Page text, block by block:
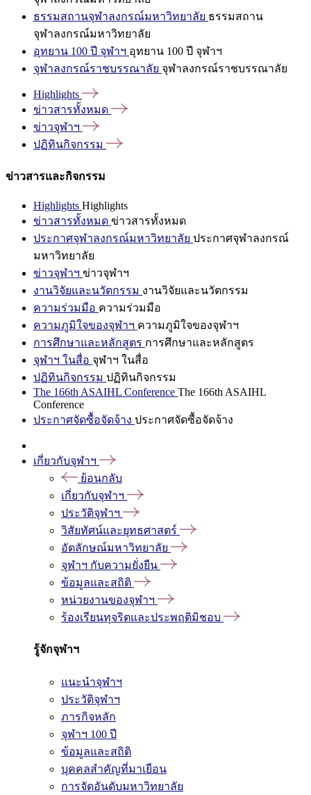
ธรรมสถานจุฬาลงกรณ์มหาวิทยาลัย ธรรมสถาน
จุฬาลงกรณ์มหาวิทยาลัย
อุทยาน 100 ปี จุฬาฯ อุทยาน 100 ปี จุฬาฯ
จุฬาลงกรณ์ราชบรรณาลัย จุฬาลงกรณ์ราชบรรณาลัย
Highlights
ข่าวสารทั้งหมด
ข่าวจุฬาฯ
ปฏิทินกิจกรรม
ข่าวสารและกิจกรรม
Highlights Highlights
ข่าวสารทั้งหมด ข่าวสารทั้งหมด
ประกาศจุฬาลงกรณ์มหาวิทยาลัย ประกาศจุฬาลงกรณ์
มหาวิทยาลัย
ข่าวจุฬาฯ ข่าวจุฬาฯ
งานวิจัยและนวัตกรรม งานวิจัยและนวัตกรรม
ความร่วมมือ ความร่วมมือ
ความภูมิใจของจุฬาฯ ความภูมิใจของจุฬาฯ
การศึกษาและหลักสูตร การศึกษาและหลักสูตร
จุฬาฯ ในสื่อ จุฬาฯ ในสื่อ
ปฏิทินกิจกรรม ปฏิทินกิจกรรม
The 166th ASAIHL Conference The 166th ASAIHL
Conference
ประกาศจัดซื้อจัดจ้าง ประกาศจัดซื้อจัดจ้าง
เกี่ยวกับจุฬาฯ
ย้อนกลับ
เกี่ยวกับจุฬาฯ
ประวัติจุฬาฯ
วิสัยทัศน์และยุทธศาสตร์
อัตลักษณ์มหาวิทยาลัย
จุฬาฯ กับความยั่งยืน
ข้อมูลและสถิติ
หน่วยงานของจุฬาฯ
ร้องเรียนทุจริตและประพฤติมิชอบ
รู้จักจุฬาฯ
แนะนำจุฬาฯ
ประวัติจุฬาฯ
ภารกิจหลัก
จุฬาฯ 100 ปี
ข้อมูลและสถิติ
บุคคลสำคัญที่มาเยือน
การจัดอันดับมหาวิทยาลัย